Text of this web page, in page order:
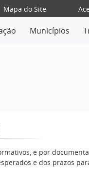
Mapa do Site
Municípios
e por
e dos prazos